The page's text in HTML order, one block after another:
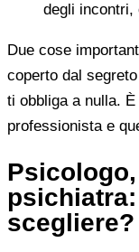
degli incontri,
Due cose
coperto dal
ti obbliga a nulla.
professionista e
scegliere?